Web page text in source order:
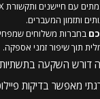
ותזמון המעברים.
בחברות משלוחים
תוך שיפור זמני אספקה.
דורש השקעה בתשתיות
מאפשר בדיקות